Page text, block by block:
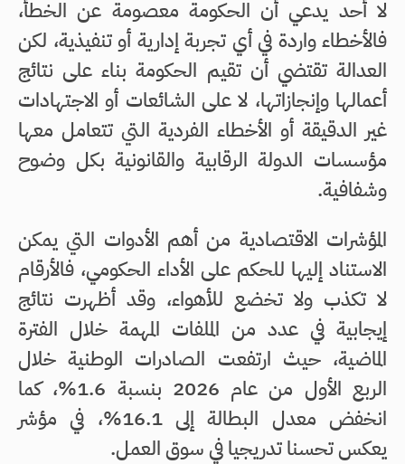
لا أحد يدعي أن الحكومة معصومة عن الخطأ،
فالأخطاء واردة في أي تجربة إدارية أو تنفيذية، لكن
العدالة تقتضي أن تقيم الحكومة بناء على نتائج
أعمالها وإنجازاتها، لا على الشائعات أو الاجتهادات
غير الدقيقة أو الأخطاء الفردية التي تتعامل معها
مؤسسات الدولة الرقابية والقانونية بكل وضوح
وشفافية.
المؤشرات الاقتصادية من أهم الأدوات التي يمكن
الاستناد إليها للحكم على الأداء الحكومي، فالأرقام
لا تكذب ولا تخضع للأهواء، وقد أظهرت نتائج
إيجابية في عدد من الملفات المهمة خلال الفترة
الماضية، حيث ارتفعت الصادرات الوطنية خلال
الربع الأول من عام 2026 بنسبة 1.6%، كما
انخفض معدل البطالة إلى 16.1%، في مؤشر
يعكس تحسنا تدريجيا في سوق العمل.